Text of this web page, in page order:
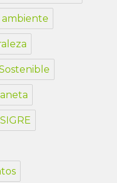
ambiente